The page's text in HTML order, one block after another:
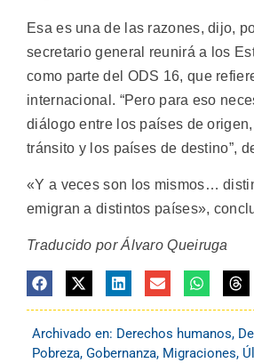
Esa es una de las razones, dijo,
secretario general reunirá a los
como parte del ODS 16, que
internacional. “Pero para eso
diálogo entre los países de
tránsito y los países de destino”,
«Y a veces son los mismos…
emigran a distintos países»,
Traducido por Álvaro Queiruga
Archivado en: Derechos humanos,
Pobreza, Gobernanza, Migraciones,